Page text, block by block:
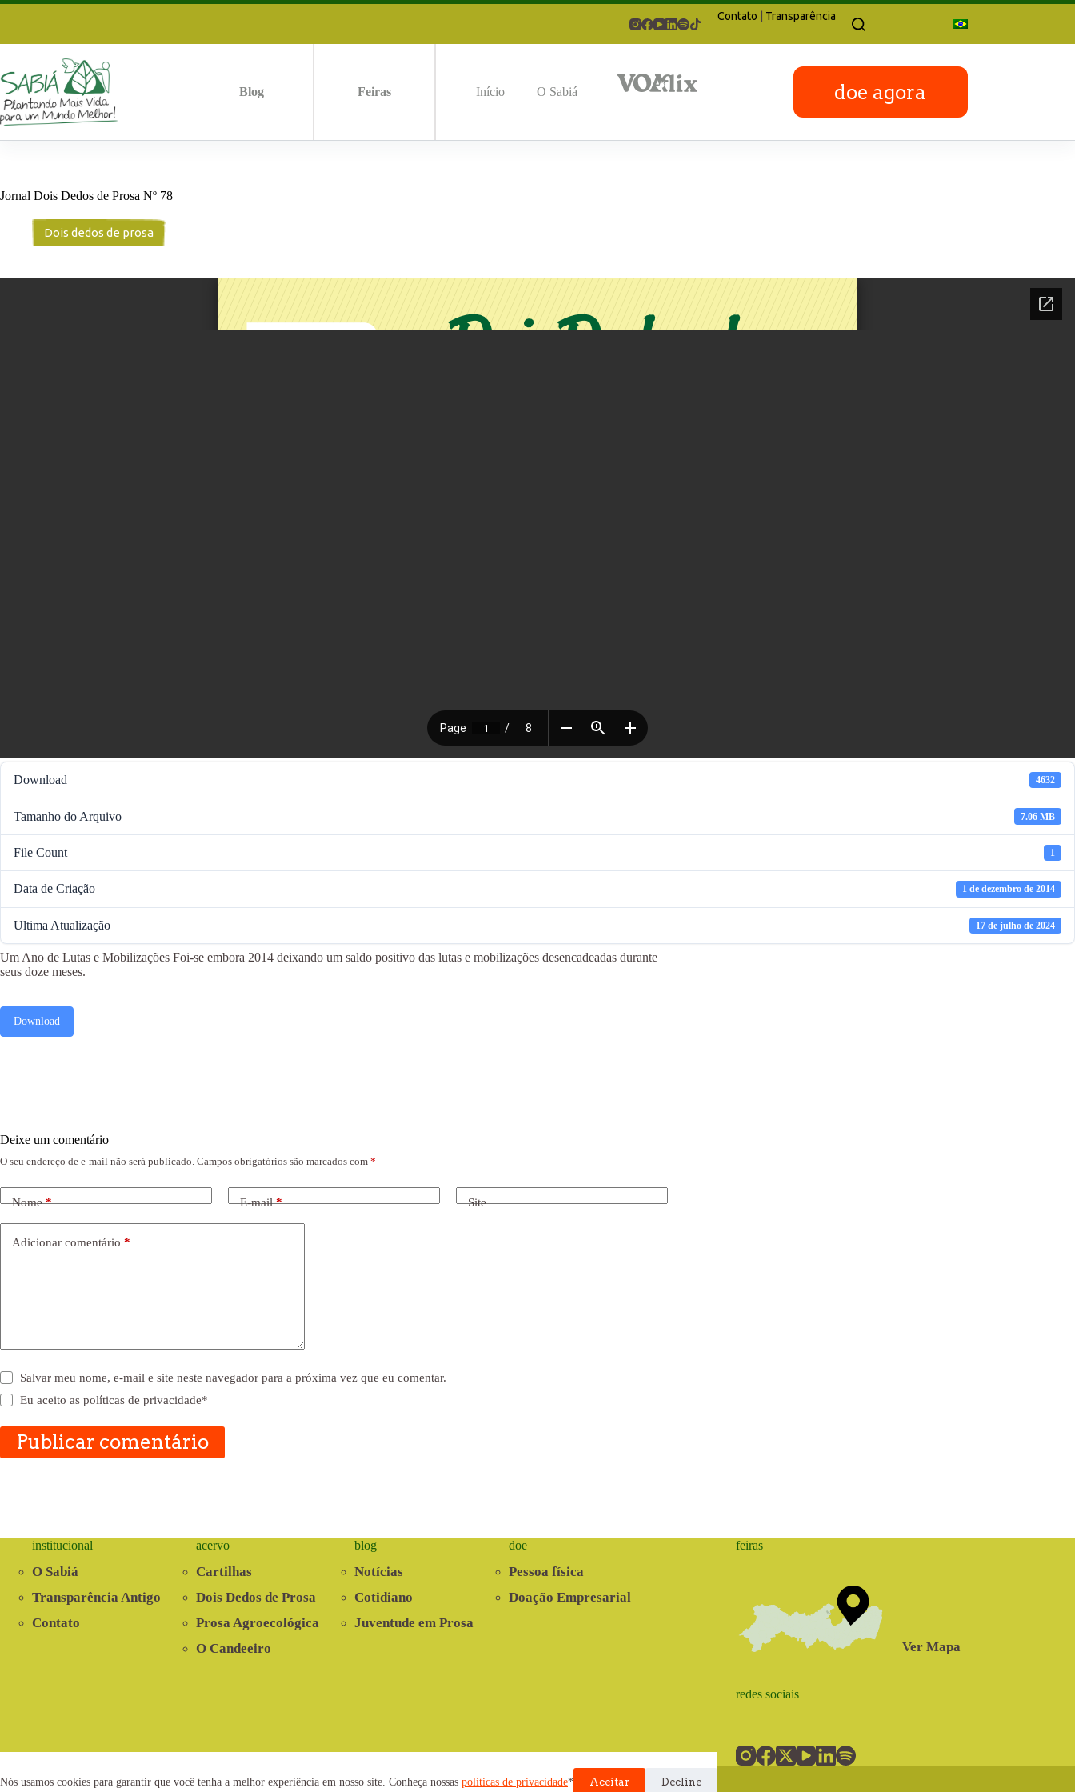
Pular
Nós usamos cookies para garantir que você tenha a melhor experiência em nosso site. Conheça nossas políticas de privacidade* Aceitar Decline
Contato | Transparência
Blog Feiras Início O Sabiá doe agora
Jornal Dois Dedos de Prosa Nº 78
Dois dedos de prosa
Download 4632
Tamanho do Arquivo 7.06 MB
File Count 1
Data de Criação 1 de dezembro de 2014
Ultima Atualização 17 de julho de 2024
Um Ano de Lutas e Mobilizações Foi-se embora 2014 deixando um saldo positivo das lutas e mobilizações desencadeadas durante
seus doze meses.
Download
Deixe um comentário
O seu endereço de e-mail não será publicado. Campos obrigatórios são marcados com *
Nome* E-mail* Site
Adicionar comentário *
Salvar meu nome, e-mail e site neste navegador para a próxima vez que eu comentar.
Eu aceito aspolíticas de privacidade*
Publicar comentário
institucional
O Sabiá
Transparência Antigo
Contato
acervo
Cartilhas
Dois Dedos de Prosa
Prosa Agroecológica
O Candeeiro
blog
Notícias
Cotidiano
Juventude em Prosa
doe
Pessoa física
Doação Empresarial
feiras
Ver Mapa
redes sociais
2021 © www.centrosabia.org.br Desenvolvido pela Cooperativa EITA